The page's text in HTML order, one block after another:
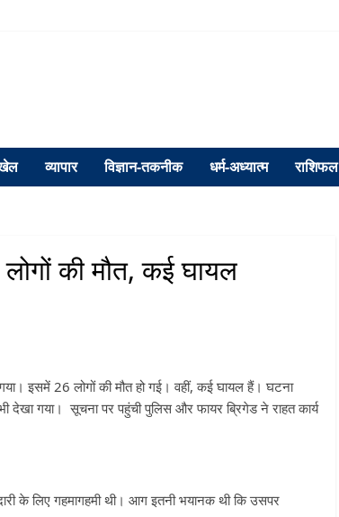
व्यापार विज्ञान-तकनीक धर्म-अध्यात्म राशिफल
की मौत, कई घायल
इसमें 26 लोगों की मौत हो गई। वहीं, कई घायल हैं। घटना
गया। सूचना पर पहुंची पुलिस और फायर ब्रिगेड ने राहत कार्य
के लिए गहमागहमी थी। आग इतनी भयानक थी कि उसपर